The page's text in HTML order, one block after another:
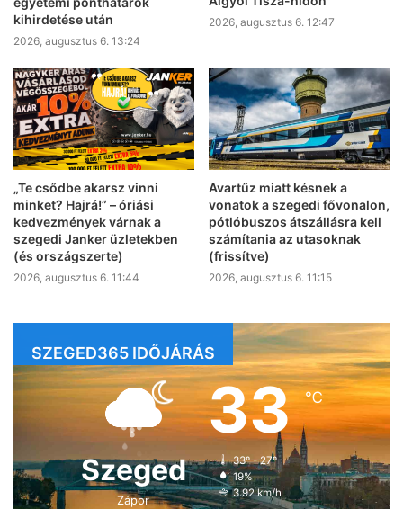
kihirdetése után
2026, augusztus 6. 13:24
2026, augusztus 6. 12:47
„Te csődbe akarsz vinni
minket? Hajrá!” – óriási
kedvezmények várnak a
szegedi Janker üzletekben
(és országszerte)
2026, augusztus 6. 11:44
Avartűz miatt késnek a
vonatok a szegedi fővonalon,
pótlóbuszos átszállásra kell
számítania az utasoknak
(frissítve)
2026, augusztus 6. 11:15
SZEGED365 IDŐJÁRÁS
Szeged
Zápor
33℃
33º - 27º
19%
3.92 km/h